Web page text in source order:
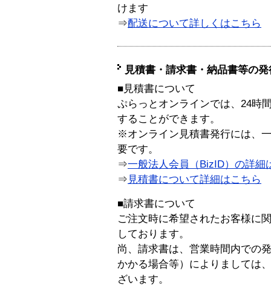
けます
⇒配送について詳しくはこちら
見積書・請求書・納品書等の
■見積書について
ぷらっとオンラインでは、24時
することができます。
※オンライン見積書発行には、
要です。
⇒一般法人会員（BizID）の詳細
⇒ 見積書について詳細はこちら
■請求書について
ご注文時に希望されたお客様に
しております。
尚、請求書は、営業時間内での
かかる場合等）によりましては
ざいます。